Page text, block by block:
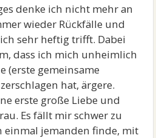
denke ich nicht mehr an
wieder Rückfälle und
sehr heftig trifft. Dabei
dass ich mich unheimlich
(erste gemeinsame
hat, ärgere.
erste große Liebe und
Es fällt mir schwer zu
einmal jemanden finde, mit